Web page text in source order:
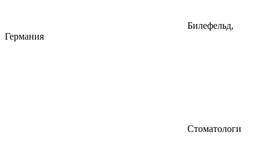
Билефельд,
Германия
Стоматологи